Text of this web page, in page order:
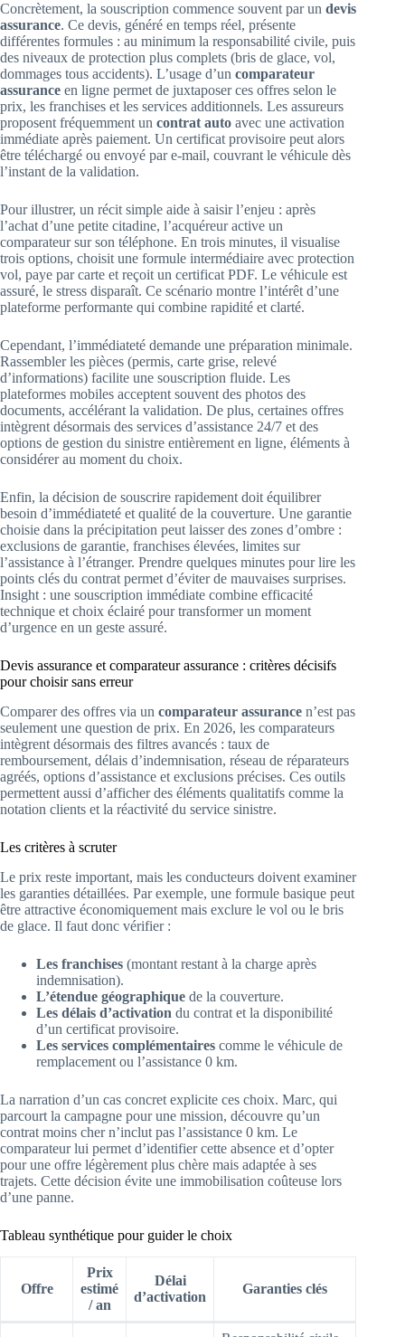
Concrètement, la souscription commence souvent par un devis
assurance. Ce devis, généré en temps réel, présente
différentes formules : au minimum la responsabilité civile, puis
des niveaux de protection plus complets (bris de glace, vol,
dommages tous accidents). L’usage d’un comparateur
assurance en ligne permet de juxtaposer ces offres selon le
prix, les franchises et les services additionnels. Les assureurs
proposent fréquemment un contrat auto avec une activation
immédiate après paiement. Un certificat provisoire peut alors
être téléchargé ou envoyé par e-mail, couvrant le véhicule dès
l’instant de la validation.
Pour illustrer, un récit simple aide à saisir l’enjeu : après
l’achat d’une petite citadine, l’acquéreur active un
comparateur sur son téléphone. En trois minutes, il visualise
trois options, choisit une formule intermédiaire avec protection
vol, paye par carte et reçoit un certificat PDF. Le véhicule est
assuré, le stress disparaît. Ce scénario montre l’intérêt d’une
plateforme performante qui combine rapidité et clarté.
Cependant, l’immédiateté demande une préparation minimale.
Rassembler les pièces (permis, carte grise, relevé
d’informations) facilite une souscription fluide. Les
plateformes mobiles acceptent souvent des photos des
documents, accélérant la validation. De plus, certaines offres
intègrent désormais des services d’assistance 24/7 et des
options de gestion du sinistre entièrement en ligne, éléments à
considérer au moment du choix.
Enfin, la décision de souscrire rapidement doit équilibrer
besoin d’immédiateté et qualité de la couverture. Une garantie
choisie dans la précipitation peut laisser des zones d’ombre :
exclusions de garantie, franchises élevées, limites sur
l’assistance à l’étranger. Prendre quelques minutes pour lire les
points clés du contrat permet d’éviter de mauvaises surprises.
Insight : une souscription immédiate combine efficacité
technique et choix éclairé pour transformer un moment
d’urgence en un geste assuré.
Devis assurance et comparateur assurance : critères décisifs
pour choisir sans erreur
Comparer des offres via un comparateur assurance n’est pas
seulement une question de prix. En 2026, les comparateurs
intègrent désormais des filtres avancés : taux de
remboursement, délais d’indemnisation, réseau de réparateurs
agréés, options d’assistance et exclusions précises. Ces outils
permettent aussi d’afficher des éléments qualitatifs comme la
notation clients et la réactivité du service sinistre.
Les critères à scruter
Le prix reste important, mais les conducteurs doivent examiner
les garanties détaillées. Par exemple, une formule basique peut
être attractive économiquement mais exclure le vol ou le bris
de glace. Il faut donc vérifier :
Les franchises (montant restant à la charge après
indemnisation).
L’étendue géographique de la couverture.
Les délais d’activation du contrat et la disponibilité
d’un certificat provisoire.
Les services complémentaires comme le véhicule de
remplacement ou l’assistance 0 km.
La narration d’un cas concret explicite ces choix. Marc, qui
parcourt la campagne pour une mission, découvre qu’un
contrat moins cher n’inclut pas l’assistance 0 km. Le
comparateur lui permet d’identifier cette absence et d’opter
pour une offre légèrement plus chère mais adaptée à ses
trajets. Cette décision évite une immobilisation coûteuse lors
d’une panne.
Tableau synthétique pour guider le choix
Offre
Prix
estimé
/ an
Délai
d’activation
Garanties clés